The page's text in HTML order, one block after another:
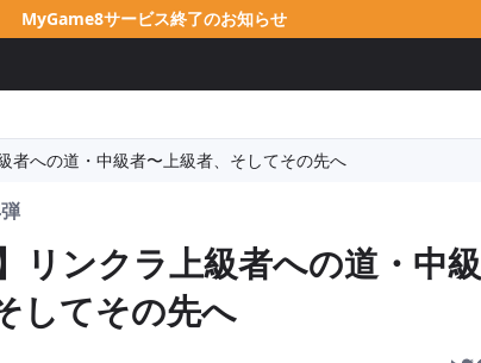
MyGame8サービス終了のお知らせ
者への道・中級者〜上級者、そしてその先へ
リンクラ上級者への道・中級
してその先へ